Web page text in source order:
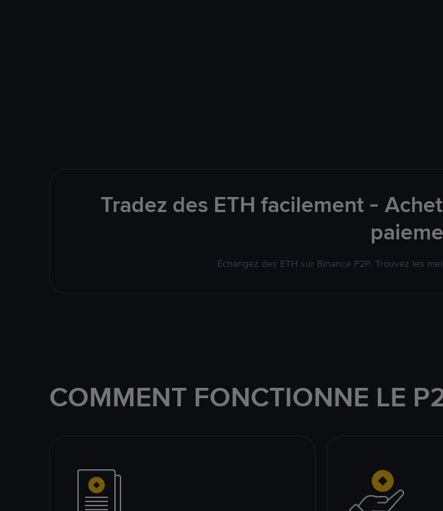
Tradez des ETH facilement -
Échangez des ETH sur Binance P2P. Trouvez les
COMMENT FONCTIONNE LE